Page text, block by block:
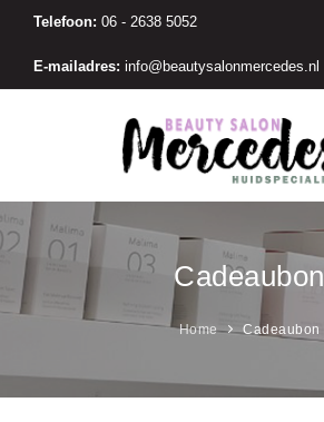
Telefoon: 06 - 2638 5052
E-mailadres: info@beautysalonmercedes.nl
DE SALON
BEHANDELINGEN
PRIJSLIJST
PRODUCTEN
MANNEN
Cadeaubon
Home Cadeaubon